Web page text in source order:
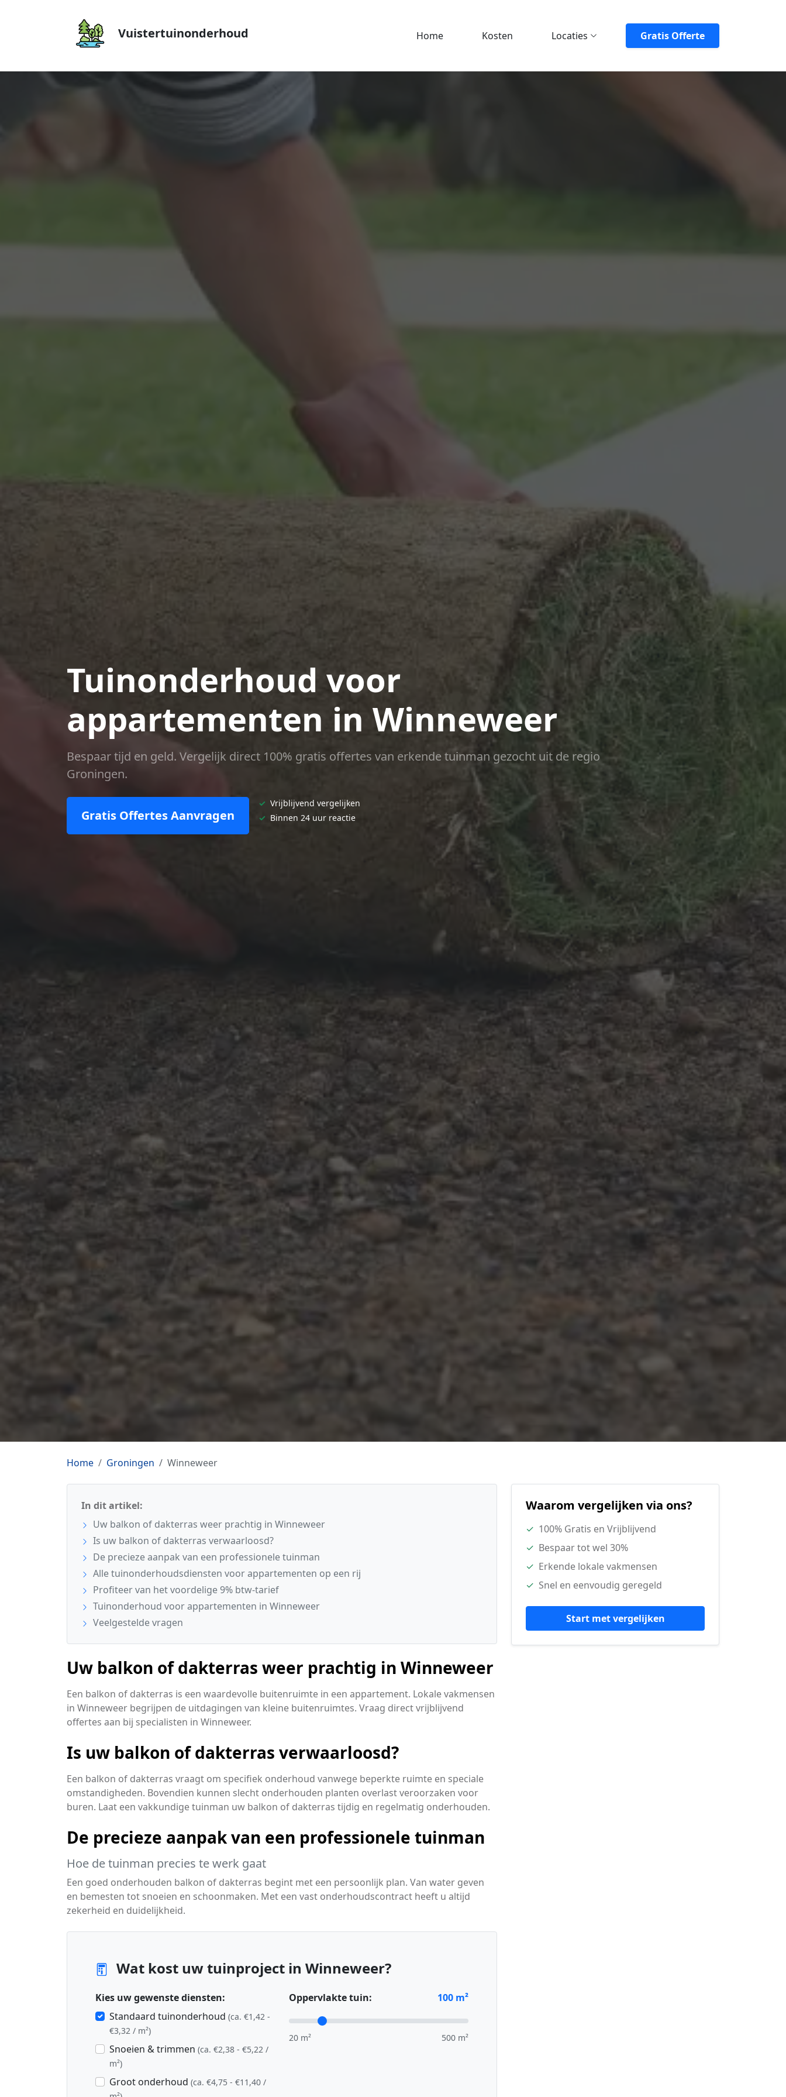
Vuistertuinonderhoud Home Kosten Locaties Gratis Offerte
Tuinonderhoud voor
appartementen in Winneweer
Bespaar tijd en geld. Vergelijk direct 100% gratis offertes van erkende tuinman gezocht uit de regio
Groningen.
Gratis Offertes Aanvragen
✓ Vrijblijvend vergelijken
✓ Binnen 24 uur reactie
Home Groningen Winneweer
In dit artikel:
Uw balkon of dakterras weer prachtig in Winneweer
Is uw balkon of dakterras verwaarloosd?
De precieze aanpak van een professionele tuinman
Alle tuinonderhoudsdiensten voor appartementen op een rij
Profiteer van het voordelige 9% btw-tarief
Tuinonderhoud voor appartementen in Winneweer
Veelgestelde vragen
Uw balkon of dakterras weer prachtig in Winneweer
Een balkon of dakterras is een waardevolle buitenruimte in een appartement. Lokale vakmensen
in Winneweer begrijpen de uitdagingen van kleine buitenruimtes. Vraag direct vrijblijvend
offertes aan bij specialisten in Winneweer.
Is uw balkon of dakterras verwaarloosd?
Een balkon of dakterras vraagt om specifiek onderhoud vanwege beperkte ruimte en speciale
omstandigheden. Bovendien kunnen slecht onderhouden planten overlast veroorzaken voor
buren. Laat een vakkundige tuinman uw balkon of dakterras tijdig en regelmatig onderhouden.
De precieze aanpak van een professionele tuinman
Hoe de tuinman precies te werk gaat
Een goed onderhouden balkon of dakterras begint met een persoonlijk plan. Van water geven
en bemesten tot snoeien en schoonmaken. Met een vast onderhoudscontract heeft u altijd
zekerheid en duidelijkheid.
Wat kost uw tuinproject in Winneweer?
Kies uw gewenste diensten:
Standaard tuinonderhoud (ca. €1,42 -
€3,32 / m²)
Snoeien & trimmen (ca. €2,38 - €5,22 /
m²)
Groot onderhoud (ca. €4,75 - €11,40 /
Oppervlakte tuin: 100 m²
20 m² 500 m²
Waarom vergelijken via ons?
✓ 100% Gratis en Vrijblijvend
✓ Bespaar tot wel 30%
✓ Erkende lokale vakmensen
✓ Snel en eenvoudig geregeld
Start met vergelijken